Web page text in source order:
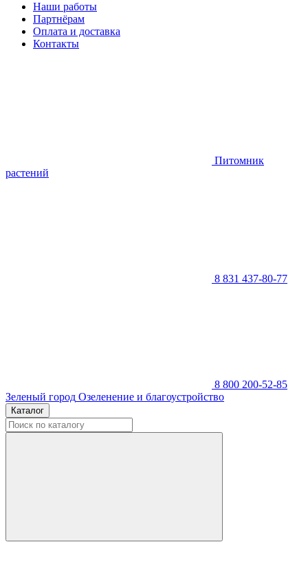
Наши работы
Партнёрам
Оплата и доставка
Контакты
Питомник
растений
8 831 437-80-77
8 800 200-52-85
Зеленый город Озеленение и благоустройство
Каталог